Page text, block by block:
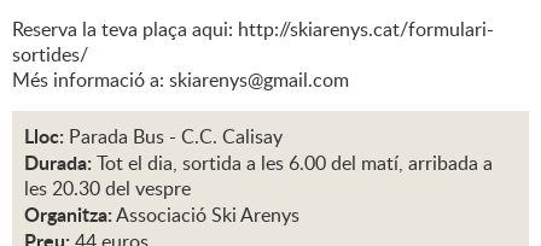
Reserva la teva plaça aqui: http://skiarenys.cat/formulari-
sortides/
Més informació a: skiarenys@gmail.com
Lloc: Parada Bus - C.C. Calisay
Durada: Tot el dia, sortida a les 6.00 del matí, arribada a
les 20.30 del vespre
Organitza:Associació Ski Arenys